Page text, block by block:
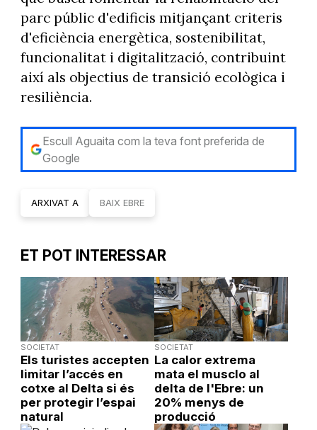
parc públic d'edificis mitjançant criteris
d'eficiència energètica, sostenibilitat,
funcionalitat i digitalització, contribuint
així als objectius de transició ecològica i
resiliència.
Escull Aguaita com la teva font preferida de
Google
ARXIVAT A BAIX EBRE
ET POT INTERESSAR
SOCIETAT
Els turistes accepten
limitar l’accés en
cotxe al Delta si és
per protegir l’espai
natural
SOCIETAT
La calor extrema
mata el musclo al
delta de l'Ebre: un
20% menys de
producció